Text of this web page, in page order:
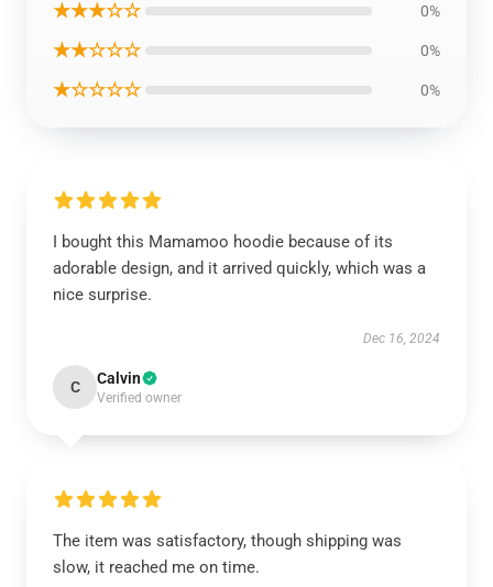
★★★☆☆ 0%
★★☆☆☆ 0%
★☆☆☆☆ 0%
I bought this Mamamoo hoodie because of its
adorable design, and it arrived quickly, which was a
nice surprise.
Dec 16, 2024
C Calvin
Verified owner
The item was satisfactory, though shipping was
slow, it reached me on time.